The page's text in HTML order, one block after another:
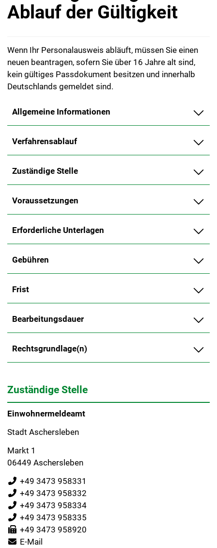
Ablauf der Gültigkeit
Wenn Ihr Personalausweis abläuft, müssen Sie einen
neuen beantragen, sofern Sie über 16 Jahre alt sind,
kein gültiges Passdokument besitzen und innerhalb
Deutschlands gemeldet sind.
Allgemeine Informationen
Verfahrensablauf
Zuständige Stelle
Voraussetzungen
Erforderliche Unterlagen
Gebühren
Frist
Bearbeitungsdauer
Rechtsgrundlage(n)
Zuständige Stelle
Einwohnermeldeamt
Stadt Aschersleben
Markt 1
06449 Aschersleben
+49 3473 958331
+49 3473 958332
+49 3473 958334
+49 3473 958335
+49 3473 958920
E-Mail